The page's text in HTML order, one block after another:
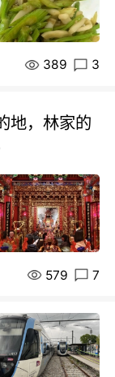
389 3
地，林家的
579 7